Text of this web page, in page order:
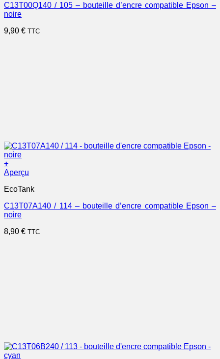
C13T00Q140 / 105 – bouteille d’encre compatible Epson –
noire
9,90 € TTC
+
Aperçu
EcoTank
C13T07A140 / 114 – bouteille d’encre compatible Epson –
noire
8,90 € TTC